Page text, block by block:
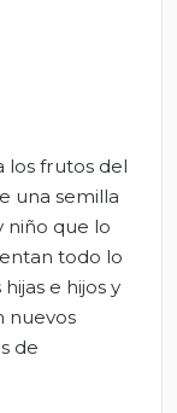
los frutos del
una semilla
niño que lo
todo lo
e hijos y
nuevos
de